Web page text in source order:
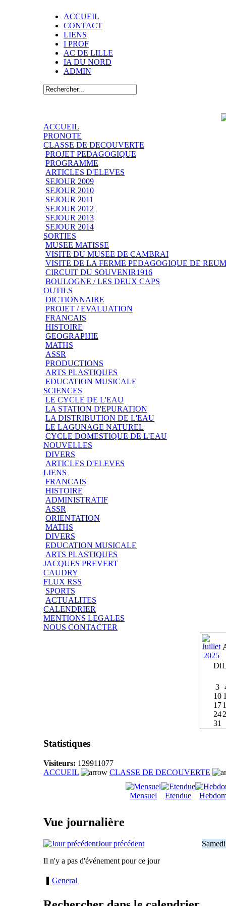
ACCUEIL
CONTACT
LIENS
I PROF
AC DE LILLE
IA DU NORD
ADMIN
ACCUEIL
PRONOTE
CLASSE DE DECOUVERTE
PROJET PEDAGOGIQUE
PROGRAMME
ARTICLES D'ELEVES
SEJOUR 2009
SEJOUR 2010
SEJOUR 2011
SEJOUR 2012
SEJOUR 2013
SEJOUR 2014
SORTIES
MUSEE MATISSE
VISITE DU MUSEE DE CAMBRAI
VISITE DE LA FERME PEDAGOGIQUE DE
CIRCUIT DU SOUVENIR1916
BOULOGNE / LES DEUX CAPS
OUTILS
DICTIONNAIRE
PROJET / EVALUATION
FRANCAIS
HISTOIRE
GEOGRAPHIE
MATHS
ASSR
PRODUCTIONS
ARTS PLASTIQUES
EDUCATION MUSICALE
SCIENCES
LE CYCLE DE L'EAU
LA STATION D'EPURATION
LA DISTRIBUTION DE L'EAU
LE LAGUNAGE NATUREL
CYCLE DOMESTIQUE DE L'EAU
NOUVELLES
DIVERS
ARTICLES D'ELEVES
LIENS
FRANCAIS
HISTOIRE
ADMINISTRATIF
ASSR
ORIENTATION
MATHS
DIVERS
EDUCATION MUSICALE
ARTS PLASTIQUES
JACQUES PREVERT
CAUDRY
FLUX RSS
SPORTS
ACTUALITES
CALENDRIER
MENTIONS LEGALES
NOUS CONTACTER
Di
3
10
17
24
31
Statistiques
Visiteurs: 129911077
ACCUEIL
CLASSE DE DECOUVERTE
Mensuel Etendue
Vue journalière
Jour précédent
Il n'y a pas d'événement pour ce jour
General